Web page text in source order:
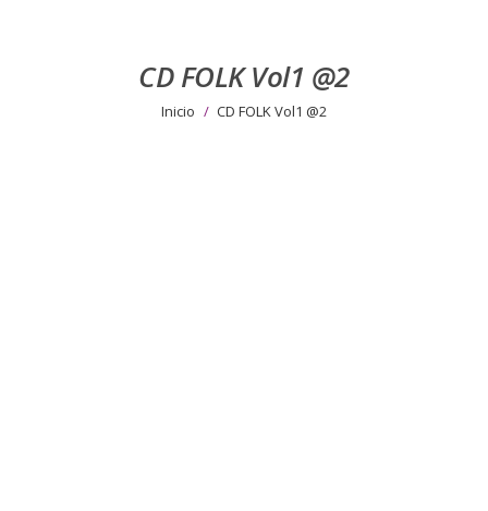
CD FOLK Vol1 @2
Estás aquí:
Inicio CD FOLK Vol1 @2